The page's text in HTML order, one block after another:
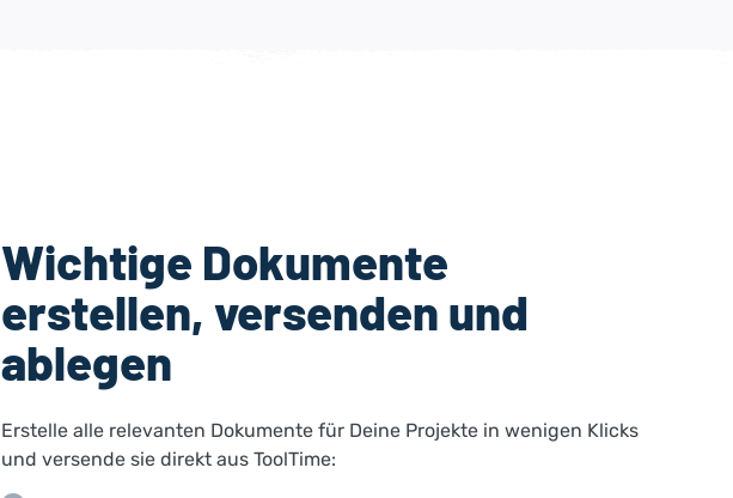
Wichtige Dokumente
erstellen, versenden und
ablegen
Erstelle alle relevanten Dokumente für Deine Projekte in wenigen Klicks
und versende sie direkt aus ToolTime: